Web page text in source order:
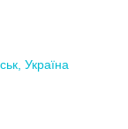
Україна